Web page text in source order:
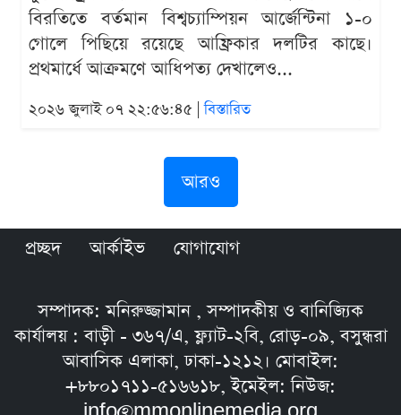
বিরতিতে বর্তমান বিশ্বচ্যাম্পিয়ন আর্জেন্টিনা ১-০
গোলে পিছিয়ে রয়েছে আফ্রিকার দলটির কাছে।
প্রথমার্ধে আক্রমণে আধিপত্য দেখালেও...
২০২৬ জুলাই ০৭ ২২:৫৬:৪৫ |বিস্তারিত
আরও
প্রচ্ছদ আর্কাইভ যোগাযোগ
সম্পাদক: মনিরুজ্জামান , সম্পাদকীয় ও বানিজ্যিক
কার্যালয় : বাড়ী - ৩৬৭/এ, ফ্ল্যাট-২বি, রোড়-০৯, বসুন্ধরা
আবাসিক এলাকা, ঢাকা-১২১২। মোবাইল:
+৮৮০১৭১১-৫১৬৬১৮, ইমেইল: নিউজ: